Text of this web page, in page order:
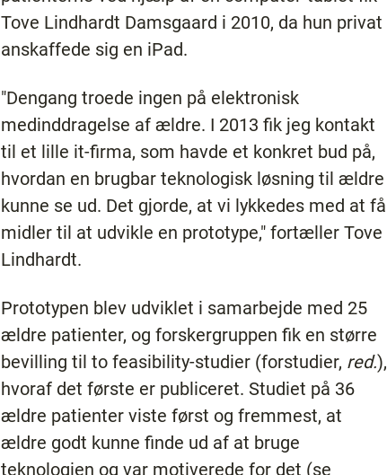
Tove Lindhardt Damsgaard i 2010, da hun privat
anskaffede sig en iPad.
"Dengang troede ingen på elektronisk
medinddragelse af ældre. I 2013 fik jeg kontakt
til et lille it-firma, som havde et konkret bud på,
hvordan en brugbar teknologisk løsning til ældre
kunne se ud. Det gjorde, at vi lykkedes med at få
midler til at udvikle en prototype," fortæller Tove
Lindhardt.
Prototypen blev udviklet i samarbejde med 25
ældre patienter, og forskergruppen fik en større
bevilling til to feasibility-studier (forstudier, red.),
hvoraf det første er publiceret. Studiet på 36
ældre patienter viste først og fremmest, at
ældre godt kunne finde ud af at bruge
teknologien og var motiverede for det (se